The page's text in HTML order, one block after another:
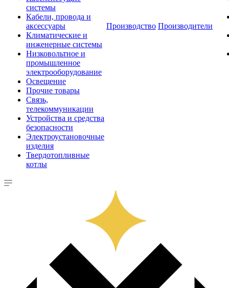
системы
Кабели, провода и
аксессуары
Климатические и
инженерные системы
Низковольтное и
промышленное
электрооборудование
Освещение
Прочие товары
Связь,
телекоммуникации
Устройства и средства
безопасности
Электроустановочные
изделия
Твердотопливные
котлы
Производство Производители